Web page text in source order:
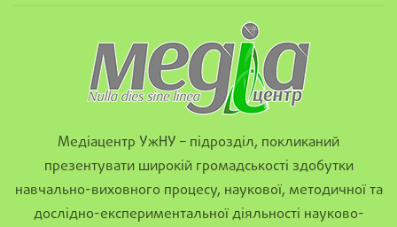
Медіацентр УжНУ – підрозділ, покликаний
презентувати широкій громадськості здобутки
навчально-виховного процесу, наукової, методичної та
дослідно-експериментальної діяльності науково-